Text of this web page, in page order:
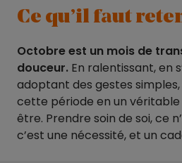
Ce qu’il faut
Octobre est un mois de
douceur. En ralentissant, en
adoptant des gestes
cette période en un
être. Prendre soin de soi, ce
c’est une nécessité, et un